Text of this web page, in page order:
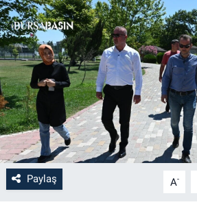
Paylaş A-
Sağlık
Eğitim
Ekonomi
Dünya
Teknoloji